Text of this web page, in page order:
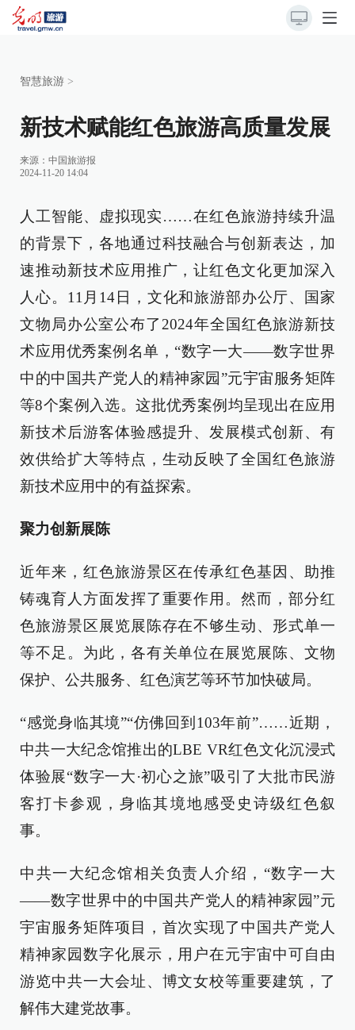
智慧旅游 >
新技术赋能红色旅游高质量发展
来源： 中国旅游报
2024-11-20 14:04
人工智能、虚拟现实……在红色旅游持续升温
的背景下，各地通过科技融合与创新表达，加
速推动新技术应用推广，让红色文化更加深入
人心。11月14日，文化和旅游部办公厅、国家
文物局办公室公布了2024年全国红色旅游新技
术应用优秀案例名单，“数字一大——数字世界
中的中国共产党人的精神家园”元宇宙服务矩阵
等8个案例入选。这批优秀案例均呈现出在应用
新技术后游客体验感提升、发展模式创新、有
效供给扩大等特点，生动反映了全国红色旅游
新技术应用中的有益探索。
聚力创新展陈
近年来，红色旅游景区在传承红色基因、助推
铸魂育人方面发挥了重要作用。然而，部分红
色旅游景区展览展陈存在不够生动、形式单一
等不足。为此，各有关单位在展览展陈、文物
保护、公共服务、红色演艺等环节加快破局。
“感觉身临其境”“仿佛回到103年前”……近期，
中共一大纪念馆推出的LBE VR红色文化沉浸式
体验展“数字一大·初心之旅”吸引了大批市民游
客打卡参观，身临其境地感受史诗级红色叙
事。
中共一大纪念馆相关负责人介绍，“数字一大
——数字世界中的中国共产党人的精神家园”元
宇宙服务矩阵项目，首次实现了中国共产党人
精神家园数字化展示，用户在元宇宙中可自由
游览中共一大会址、博文女校等重要建筑，了
解伟大建党故事。